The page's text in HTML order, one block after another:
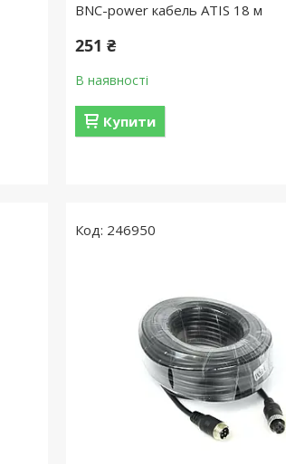
BNC-power кабель ATIS 18 м
251 ₴
В наявності
Купити
246950